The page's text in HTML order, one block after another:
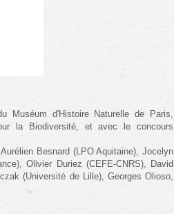
d'Histoire Naturelle de Paris,
la Biodiversité, et avec le concours
Besnard (LPO Aquitaine), Jocelyn
Olivier Duriez (CEFE-CNRS), David
(Université de Lille), Georges Olioso,